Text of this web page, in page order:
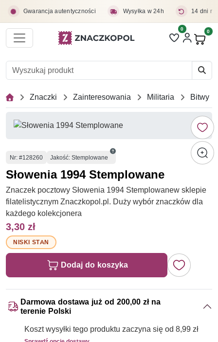
Gwarancja autentyczności Wysyłka w 24h 14 dni
Liczba pozycji
0 0
Znaczki Zainteresowania Militaria Bitwy
Numer
Nr: #128260 Jakość: Stemplowane
Słowenia 1994 Stemplowane
Znaczek pocztowy Słowenia 1994 Stemplowanew sklepie
filatelistycznym Znaczkopol.pl. Duży wybór znaczków dla
każdego kolekcjonera
3,30 zł
NISKI STAN
Dodaj do koszyka
Darmowa dostawa już od 200,00 zł na
terenie Polski
Koszt wysyłki tego produktu zaczyna się od 8,99 zł